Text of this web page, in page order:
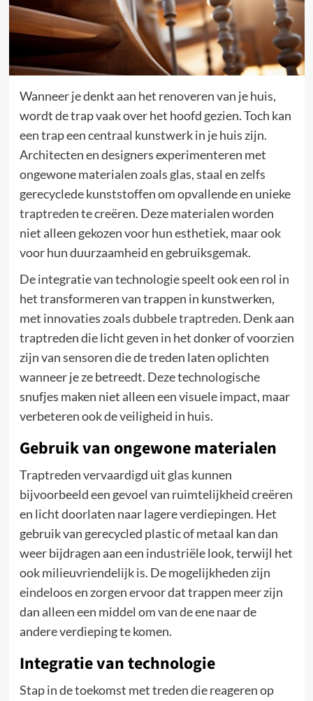
Wanneer je denkt aan het renoveren van je huis,
wordt de trap vaak over het hoofd gezien. Toch kan
een trap een centraal kunstwerk in je huis zijn.
Architecten en designers experimenteren met
ongewone materialen zoals glas, staal en zelfs
gerecyclede kunststoffen om opvallende en unieke
traptredente creëren. Deze materialen worden
niet alleen gekozen voor hun esthetiek, maar ook
voor hun duurzaamheid en gebruiksgemak.
De integratie van technologie speelt ook een rol in
het transformeren van trappen in kunstwerken,
met innovaties zoalsdubbele traptreden. Denk aan
traptreden die licht geven in het donker of voorzien
zijn van sensoren die de treden laten oplichten
wanneer je ze betreedt. Deze technologische
snufjes maken niet alleen een visuele impact, maar
verbeteren ook de veiligheid in huis.
Gebruik van ongewone materialen
Traptreden vervaardigd uit glas kunnen
bijvoorbeeld een gevoel van ruimtelijkheid creëren
en licht doorlaten naar lagere verdiepingen. Het
gebruik van gerecycled plastic of metaal kan dan
weer bijdragen aan een industriële look, terwijl het
ook milieuvriendelijk is. De mogelijkheden zijn
eindeloos en zorgen ervoor dat trappen meer zijn
dan alleen een middel om van de ene naar de
andere verdieping te komen.
Integratie van technologie
Stap in de toekomst met treden die reageren op